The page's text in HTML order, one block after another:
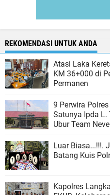
REKOMENDASI UNTUK ANDA
Atasi Laka
KM 36+000 di
Permanen
9 Perwira
Satunya Ipda L.
Ubur Team
Polsek Dolok
Luar Biasa...!!!.
Batang Kuis
Kapolres